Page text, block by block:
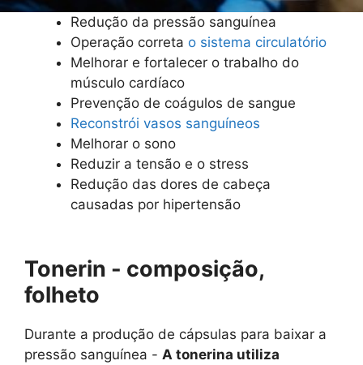
Redução da pressão sanguínea
Operação correta o sistema circulatório
Melhorar e fortalecer o trabalho do
músculo cardíaco
Prevenção de coágulos de sangue
Reconstrói vasos sanguíneos
Melhorar o sono
Reduzir a tensão e o stress
Redução das dores de cabeça
causadas por hipertensão
Tonerin - composição,
folheto
Durante a produção de cápsulas para baixar a
pressão sanguínea - A tonerina utiliza